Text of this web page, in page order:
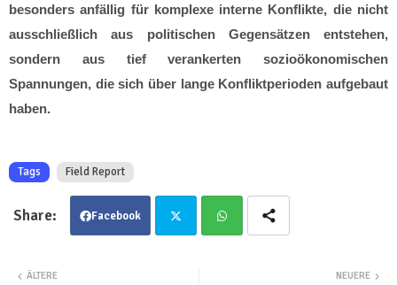
besonders anfällig für komplexe interne Konflikte, die nicht
ausschließlich aus politischen Gegensätzen entstehen,
sondern aus tief verankerten sozioökonomischen
Spannungen, die sich über lange Konfliktperioden aufgebaut
haben.
Tags Field Report
Facebook
NEUERE
ÄLTERE